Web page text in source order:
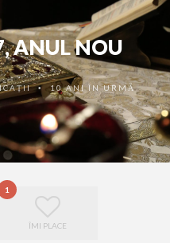
ANUL NOU
• 10 ANI ÎN URMĂ
1
ÎMI PLACE